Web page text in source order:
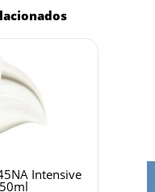
Heliocare 360º Mineral